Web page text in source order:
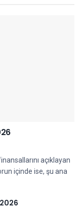
açıklayan
içinde ise, şu ana